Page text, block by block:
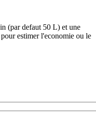
(par defaut 50 L) et une
estimer l'economie ou le